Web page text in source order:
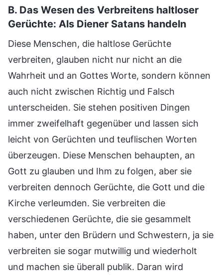
B. Das Wesen des Verbreitens haltloser
Gerüchte: Als Diener Satans handeln
Diese Menschen, die haltlose Gerüchte
verbreiten, glauben nicht nur nicht an die
Wahrheit und an Gottes Worte, sondern können
auch nicht zwischen Richtig und Falsch
unterscheiden. Sie stehen positiven Dingen
immer zweifelhaft gegenüber und lassen sich
leicht von Gerüchten und teuflischen Worten
überzeugen. Diese Menschen behaupten, an
Gott zu glauben und Ihm zu folgen, aber sie
verbreiten dennoch Gerüchte, die Gott und die
Kirche verleumden. Sie verbreiten die
verschiedenen Gerüchte, die sie gesammelt
haben, unter den Brüdern und Schwestern, ja sie
verbreiten sie sogar mutwillig und wiederholt
und machen sie überall publik. Daran wird